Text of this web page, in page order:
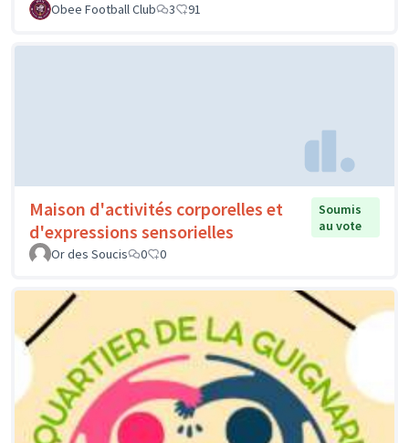
Obee Football Club
3 91
Maison d'activités corporelles et
d'expressions sensorielles
Soumis
au vote
Or des Soucis
0 0